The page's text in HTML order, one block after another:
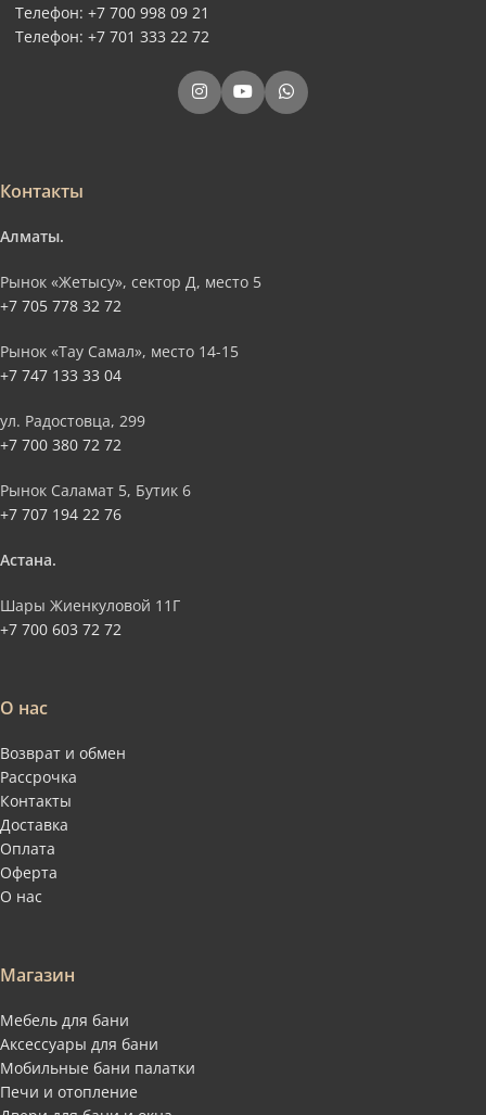
Телефон: +7 700 998 09 21
Телефон: +7 701 333 22 72
Контакты
Алматы.
Рынок «Жетысу», сектор Д, место 5
+7 705 778 32 72
Рынок «Тау Самал», место 14-15
+7 747 133 33 04
ул. Радостовца, 299
+7 700 380 72 72
Рынок Саламат 5, Бутик 6
+7 707 194 22 76
Астана.
Шары Жиенкуловой 11Г
+7 700 603 72 72
О нас
Возврат и обмен
Рассрочка
Контакты
Доставка
Оплата
Оферта
О нас
Магазин
Мебель для бани
Аксессуары для бани
Мобильные бани палатки
Печи и отопление